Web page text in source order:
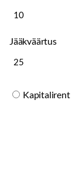
Jääkväärtus
Kapitalirent